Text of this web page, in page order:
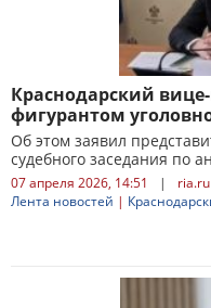
Краснодарский
фигурантом
Об этом заявил
судебного заседания по
07 апреля 2026, 14:51 |
ria.ru
Лента новостей |